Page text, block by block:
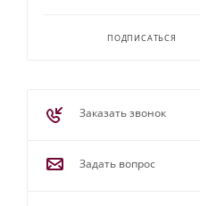
ПОДПИСАТЬСЯ
Заказать звонок
Задать вопрос